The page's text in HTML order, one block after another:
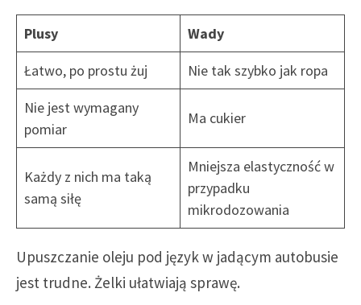
Plusy
Wady
Łatwo, po prostu żuj
Nie tak szybko jak ropa
Nie jest wymagany
pomiar
Ma cukier
Każdy z nich ma taką
samą siłę
Mniejsza elastyczność w
przypadku
mikrodozowania
Upuszczanie oleju pod język w jadącym autobusie
jest trudne. Żelki ułatwiają sprawę.